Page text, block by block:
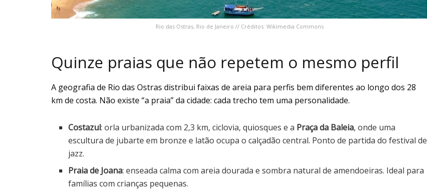
Rio das Ostras, Rio de Janeiro // Créditos: Wikimedia Commons
Quinze praias que não repetem o mesmo perfil
A geografia de Rio das Ostras distribui faixas de areia para perfis bem diferentes ao longo dos 28
km de costa. Não existe “a praia” da cidade: cada trecho tem uma personalidade.
Costazul: orla urbanizada com 2,3 km, ciclovia, quiosques e a Praça da Baleia, onde uma
escultura de jubarte em bronze e latão ocupa o calçadão central. Ponto de partida do festival de
jazz.
Praia de Joana: enseada calma com areia dourada e sombra natural de amendoeiras. Ideal para
famílias com crianças pequenas.